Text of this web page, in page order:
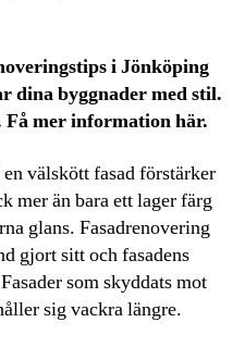
i Jönköping
dina byggnader med stil.
Få mer information här.
välskött fasad förstärker
mer än bara ett lager färg
glans. Fasadrenovering
gjort sitt och fasadens
som skyddats mot
sig vackra längre.